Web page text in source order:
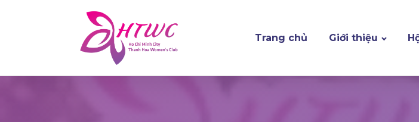
Trang chủ Giới thiệu